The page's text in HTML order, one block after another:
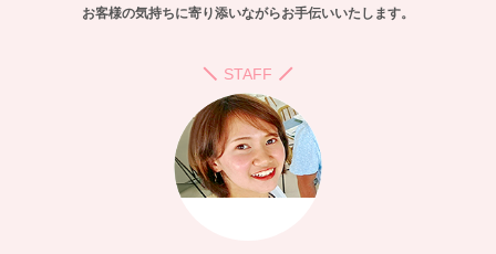
お客様の気持ちに寄り添いながらお手伝いいたします。
STAFF